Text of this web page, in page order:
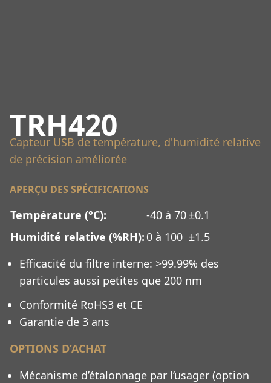
TRH420
Capteur USB de température, d'humidité relative
de précision améliorée
APERÇU DES SPÉCIFICATIONS
Température (°C): -40 à 70 ±0.1
Humidité relative (%RH): 0 à 100 ±1.5
Efficacité du filtre interne: >99.99% des
particules aussi petites que 200 nm
Conformité RoHS3 et CE
Garantie de 3 ans
OPTIONS D’ACHAT
Mécanisme d’étalonnage par l’usager (option